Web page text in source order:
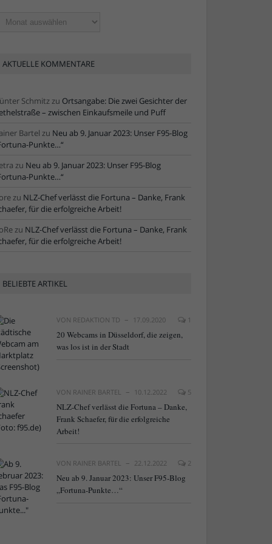
AKTUELLE KOMMENTARE
Schmitzzu Ortsangabe: Die zwei Gesichter der
– zwischen Einkaufsmeile und Puff
Bartel zu Neu ab 9. Januar 2023: Unser F95-Blog
Punkte…“
zu Neu ab 9. Januar 2023: Unser F95-Blog
Punkte…“
zu NLZ-Chef verlässt die Fortuna – Danke, Frank
für die erfolgreiche Arbeit!
zu NLZ-Chef verlässt die Fortuna – Danke, Frank
für die erfolgreiche Arbeit!
BELIEBTE ARTIKEL
VON REDAKTION TD 17.09.2020 1
20 Webcams in Düsseldorf, die zeigen,
was los ist in der Stadt
VON RAINER BARTEL 10.12.2022 5
NLZ-Chef verlässt die Fortuna – Danke,
Frank Schaefer, für die erfolgreiche
Arbeit!
VON RAINER BARTEL 22.12.2022 2
Neu ab 9. Januar 2023: Unser F95-Blog
„Fortuna-Punkte…“